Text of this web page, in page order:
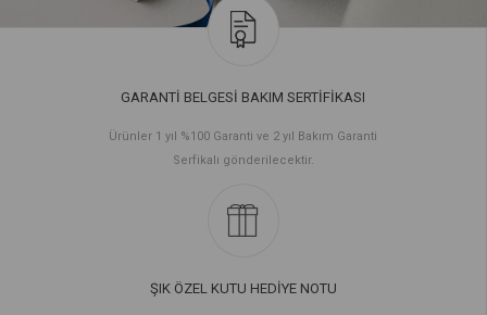
GARANTİ BELGESİ BAKIM SERTİFİKASI
Ürünler 1 yıl %100 Garanti ve 2 yıl Bakım Garanti
Serfikalı gönderilecektir.
ŞIK ÖZEL KUTU HEDİYE NOTU